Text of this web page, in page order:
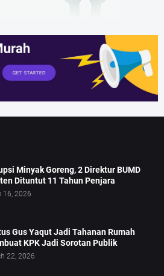
Minyak Goreng, 2 Direktur BUMD
Dituntut 11 Tahun Penjara
16, 2026
Gus Yaqut Jadi Tahanan Rumah
KPK Jadi Sorotan Publik
22, 2026